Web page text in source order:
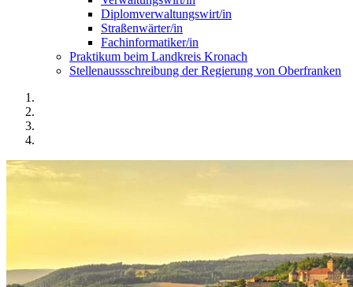
Diplomverwaltungswirt/in
Straßenwärter/in
Fachinformatiker/in
Praktikum beim Landkreis Kronach
Stellenaussschreibung der Regierung von Oberfranken